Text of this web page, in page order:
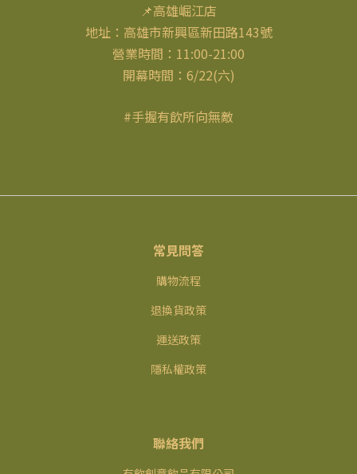
📌高雄崛江店
地址：高雄市新興區新田路143號
營業時間：11:00-21:00
開幕時間：6/22(六)
#手握有飲所向無敵
常見問答
購物流程
退換貨政策
運送政策
隱私權政策
聯絡我們